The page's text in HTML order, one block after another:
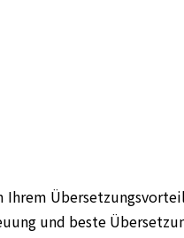
und beste